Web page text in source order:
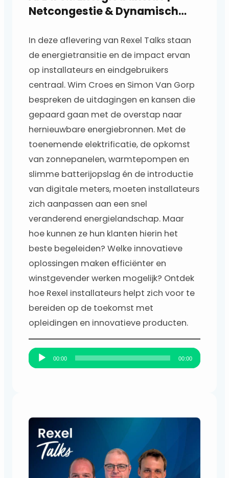
Netcongestie & Dynamisch
In deze aflevering van Rexel Talks staan
de energietransitie en de impact ervan
op installateurs en eindgebruikers
centraal. Wim Croes en Simon Van Gorp
bespreken de uitdagingen en kansen die
gepaard gaan met de overstap naar
hernieuwbare energiebronnen. Met de
toenemende elektrificatie, de opkomst
van zonnepanelen, warmtepompen en
slimme batterijopslag én de introductie
van digitale meters, moeten installateurs
zich aanpassen aan een snel
veranderend energielandschap. Maar
hoe kunnen ze hun klanten hierin het
beste begeleiden? Welke innovatieve
oplossingen maken efficiënter en
winstgevender werken mogelijk? Ontdek
hoe Rexel installateurs helpt zich voor te
bereiden op de toekomst met
opleidingen en innovatieve producten.
A
u
00:00 00:00